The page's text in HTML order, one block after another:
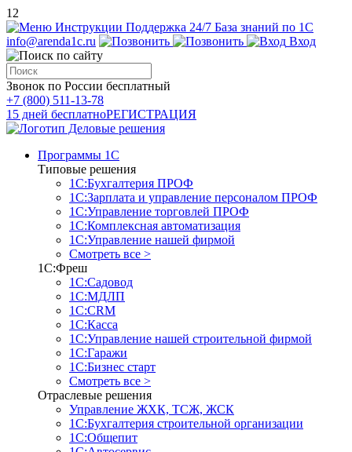
12
Инструкции Поддержка 24/7 База знаний по 1С
info@arenda1c.ru
Вход
Звонок по России бесплатный
+7 (800) 511-13-78
15 дней бесплатноРЕГИСТРАЦИЯ
Программы 1С
Типовые решения
1С:Бухгалтерия ПРОФ
1С:Зарплата и управление персоналом ПРОФ
1С:Управление торговлей ПРОФ
1С:Комплексная автоматизация
1С:Управление нашей фирмой
Смотреть все >
1С:Фреш
1С:Садовод
1С:МДЛП
1С:CRM
1С:Касса
1С:Управление нашей строительной фирмой
1С:Гаражи
1С:Бизнес старт
Смотреть все >
Отраслевые решения
Управление ЖХК, ТСЖ, ЖСК
1С:Бухгалтерия строительной организации
1С:Общепит